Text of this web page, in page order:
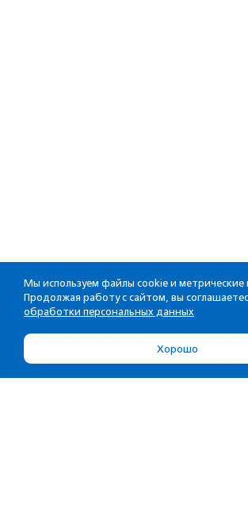
Мы используем файлы cookie и метрические
Продолжая работу с сайтом, вы
обработки персональных данных
Хорошо